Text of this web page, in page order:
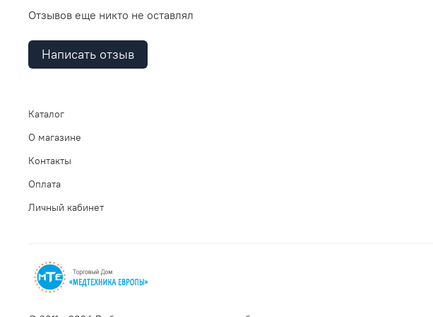
Отзывов еще никто не оставлял
Написать отзыв
Каталог
О магазине
Контакты
Оплата
Личный кабинет